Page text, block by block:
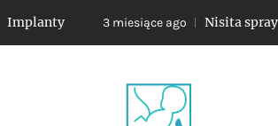
3 miesiące ago Nisita spray do nosa